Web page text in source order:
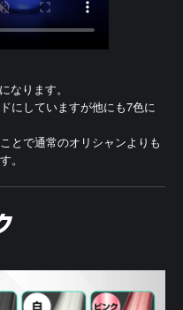
なります。
にしていますが他にも7色に
とで通常のオリシャンよりも
。